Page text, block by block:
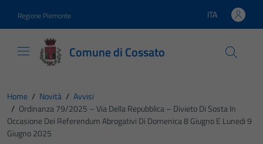
Regione Piemonte Lingua attiva:
ITA
Comune di Cossato
Home / Novità / Avvisi
/ Ordinanza 79/2025 – Via Della Repubblica – Divieto Di Sosta In
Occasione Dei Referendum Abrogativi Di Domenica 8 Giugno E Lunedi 9
Giugno 2025